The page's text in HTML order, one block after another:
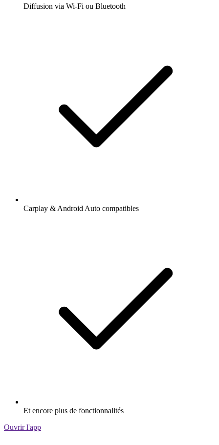
Diffusion via Wi-Fi ou Bluetooth
Carplay & Android Auto compatibles
Et encore plus de fonctionnalités
Ouvrir l'app